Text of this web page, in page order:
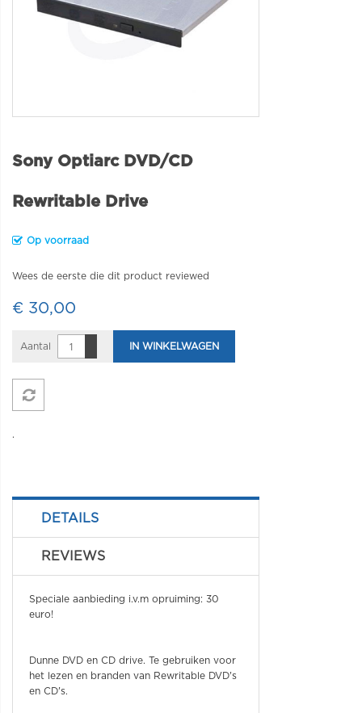
Sony Optiarc DVD/CD
Rewritable Drive
Op voorraad
Wees de eerste die dit product reviewed
€ 30,00
Aantal IN WINKELWAGEN
.
DETAILS
REVIEWS
Speciale aanbieding i.v.m opruiming: 30
euro!
Dunne DVD en CD drive. Te gebruiken voor
het lezen en branden van Rewritable DVD's
en CD's.